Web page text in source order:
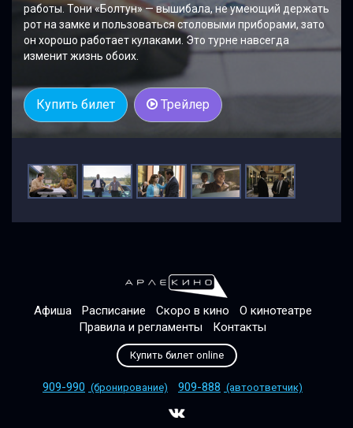
работы. Тони «Болтун» — вышибала, не умеющий держать
рот на замке и пользоваться столовыми приборами, зато
он хорошо работает кулаками. Это турне навсегда
изменит жизнь обоих.
Купить билет Трейлер
Афиша Расписание Скоро в кино
О кинотеатре
Правила и регламенты
Контакты
Купить билет online
909-990 (бронирование) 909-888 (автоответчик)